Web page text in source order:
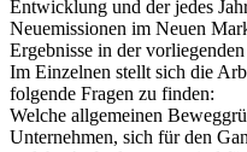
Entwicklung und der jedes
Neuemissionen im Neuen
Ergebnisse in der
Im Einzelnen stellt sich die
folgende Fragen zu finden:
Welche allgemeinen
Unternehmen, sich für den